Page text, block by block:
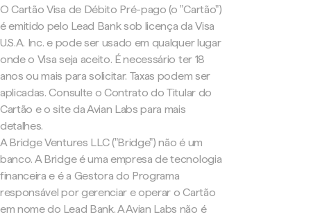
O Cartão Visa de Débito Pré-pago (o "Cartão")
é emitido pelo Lead Bank sob licença da Visa
U.S.A. Inc. e pode ser usado em qualquer lugar
onde o Visa seja aceito. É necessário ter 18
anos ou mais para solicitar. Taxas podem ser
aplicadas. Consulte o Contrato do Titular do
Cartão e o site da Avian Labs para mais
detalhes.
A Bridge Ventures LLC ("Bridge") não é um
banco. A Bridge é uma empresa de tecnologia
financeira e é a Gestora do Programa
responsável por gerenciar e operar o Cartão
em nome do Lead Bank. A Avian Labs não é